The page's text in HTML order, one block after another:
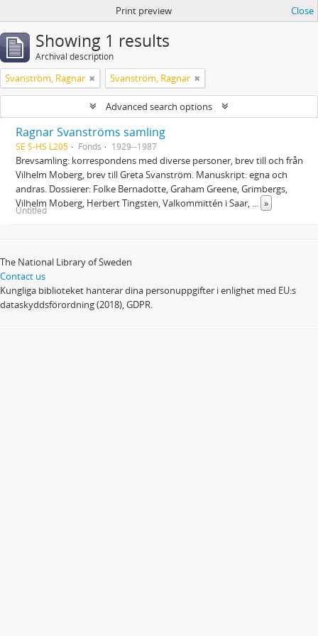
Print preview Close
Showing 1 results
Archival description
Svanström, Ragnar Svanström, Ragnar
Advanced search options
Ragnar Svanströms samling
SE S-HS L205 Fonds 1929--1987
Brevsamling: korrespondens med diverse personer, brev till och från
Vilhelm Moberg, brev till Greta Svanström. Manuskript: egna och
andras. Dossierer: Folke Bernadotte, Graham Greene, Grimbergs,
Vilhelm Moberg, Herbert Tingsten, Valkommittén i Saar, ... »
Untitled
The National Library of Sweden
Contact us
Kungliga biblioteket hanterar dina personuppgifter i enlighet med EU:s
dataskyddsförordning (2018), GDPR.